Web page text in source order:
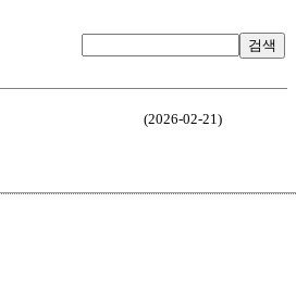
검색
(2026-02-21)